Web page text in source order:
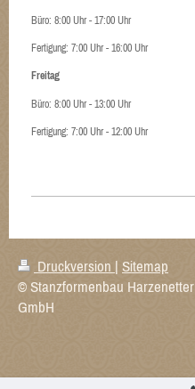
Büro: 8:00 Uhr - 17:00 Uhr
Fertigung: 7:00 Uhr - 16:00 Uhr
Freitag
Büro: 8:00 Uhr - 13:00 Uhr
Fertigung: 7:00 Uhr - 12:00 Uhr
Druckversion | Sitemap
© Stanzformenbau Harzenetter
GmbH